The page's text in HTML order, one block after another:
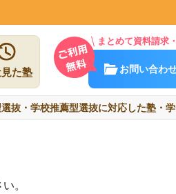
た塾
まとめて資料請求
お問い合わ
抜・学校推薦型選抜に対応した塾・
。